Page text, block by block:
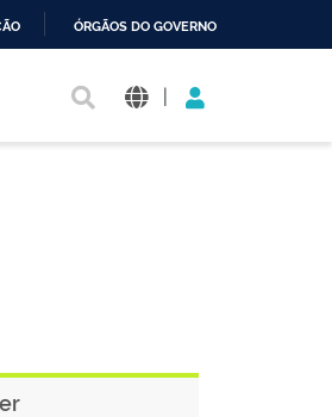
ÓRGÃOS DO GOVERNO
|